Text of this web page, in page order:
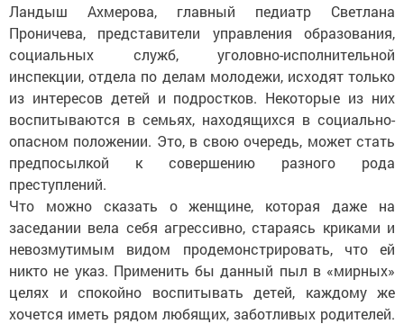
Ландыш Ахмерова, главный педиатр Светлана
Проничева, представители управления образования,
социальных служб, уголовно-исполнительной
инспекции, отдела по делам молодежи, исходят только
из интересов детей и подростков. Некоторые из них
воспитываются в семьях, находящихся в социально-
опасном положении. Это, в свою очередь, может стать
предпосылкой к совершению разного рода
преступлений.
Что можно сказать о женщине, которая даже на
заседании вела себя агрессивно, стараясь криками и
невозмутимым видом продемонстрировать, что ей
никто не указ. Применить бы данный пыл в «мирных»
целях и спокойно воспитывать детей, каждому же
хочется иметь рядом любящих, заботливых родителей.